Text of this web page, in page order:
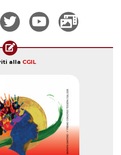
alla CGIL